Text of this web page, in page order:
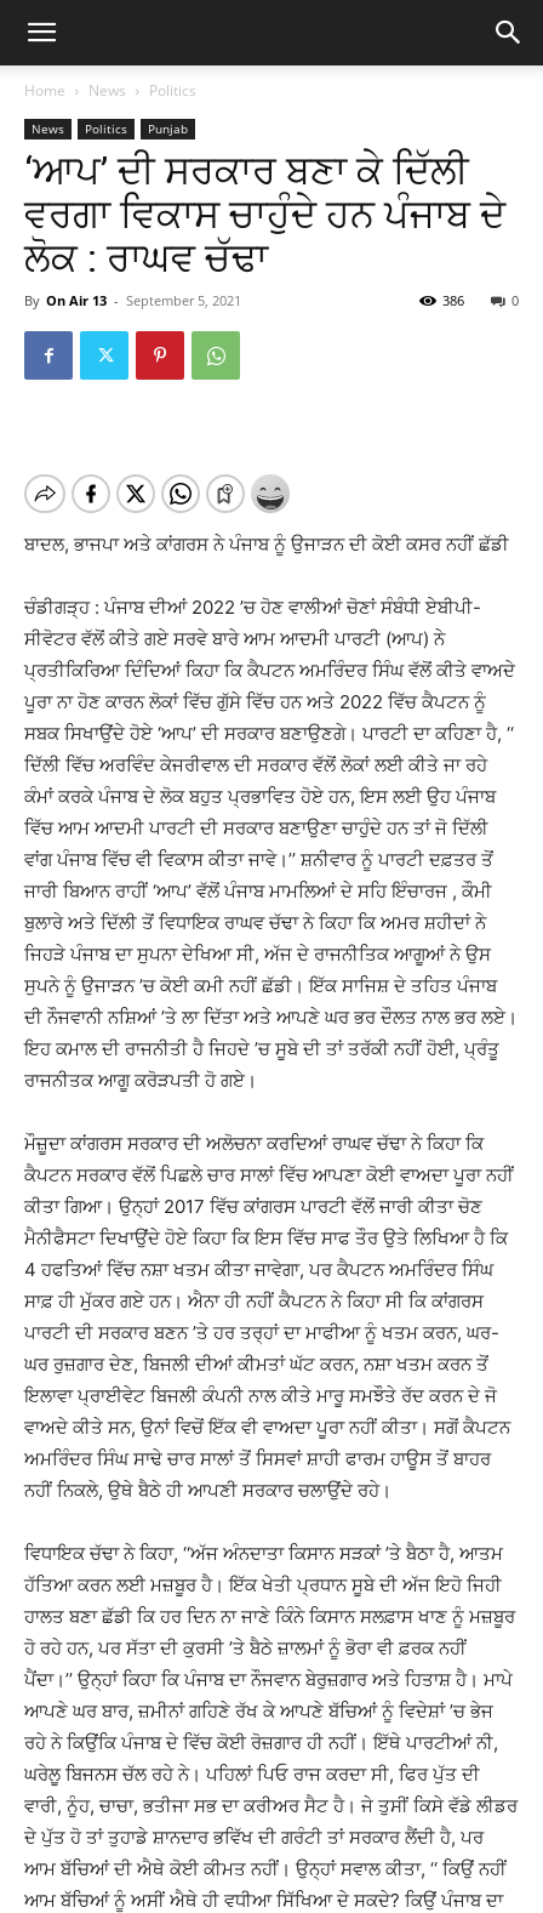
Home News Politics
News Politics Punjab
‘ਆਪ’ ਦੀ ਸਰਕਾਰ ਬਣਾ ਕੇ ਦਿੱਲੀ
ਵਰਗਾ ਵਿਕਾਸ ਚਾਹੁੰਦੇ ਹਨ ਪੰਜਾਬ ਦੇ
ਲੋਕ : ਰਾਘਵ ਚੱਢਾ
By On Air 13 - September 5, 2021 0
386
ਬਾਦਲ, ਭਾਜਪਾ ਅਤੇ ਕਾਂਗਰਸ ਨੇ ਪੰਜਾਬ ਨੂੰ ਉਜਾੜਨ ਦੀ ਕੋਈ ਕਸਰ ਨਹੀਂ ਛੱਡੀ
ਚੰਡੀਗੜ੍ਹ : ਪੰਜਾਬ ਦੀਆਂ 2022 ’ਚ ਹੋਣ ਵਾਲੀਆਂ ਚੋਣਾਂ ਸੰਬੰਧੀ ਏਬੀਪੀ-
ਸੀਵੋਟਰ ਵੱਲੋਂ ਕੀਤੇ ਗਏ ਸਰਵੇ ਬਾਰੇ ਆਮ ਆਦਮੀ ਪਾਰਟੀ (ਆਪ) ਨੇ
ਪ੍ਰਤੀਕਿਰਿਆ ਦਿੰਦਿਆਂ ਕਿਹਾ ਕਿ ਕੈਪਟਨ ਅਮਰਿੰਦਰ ਸਿੰਘ ਵੱਲੋਂ ਕੀਤੇ ਵਾਅਦੇ
ਪੂਰਾ ਨਾ ਹੋਣ ਕਾਰਨ ਲੋਕਾਂ ਵਿੱਚ ਗੁੱਸੇ ਵਿੱਚ ਹਨ ਅਤੇ 2022 ਵਿੱਚ ਕੈਪਟਨ ਨੂੰ
ਸਬਕ ਸਿਖਾਉਂਦੇ ਹੋਏ ‘ਆਪ’ ਦੀ ਸਰਕਾਰ ਬਣਾਉਣਗੇ। ਪਾਰਟੀ ਦਾ ਕਹਿਣਾ ਹੈ, ‘‘
ਦਿੱਲੀ ਵਿੱਚ ਅਰਵਿੰਦ ਕੇਜਰੀਵਾਲ ਦੀ ਸਰਕਾਰ ਵੱਲੋਂ ਲੋਕਾਂ ਲਈ ਕੀਤੇ ਜਾ ਰਹੇ
ਕੰਮਾਂ ਕਰਕੇ ਪੰਜਾਬ ਦੇ ਲੋਕ ਬਹੁਤ ਪ੍ਰਭਾਵਿਤ ਹੋਏ ਹਨ, ਇਸ ਲਈ ਉਹ ਪੰਜਾਬ
ਵਿੱਚ ਆਮ ਆਦਮੀ ਪਾਰਟੀ ਦੀ ਸਰਕਾਰ ਬਣਾਉਣਾ ਚਾਹੁੰਦੇ ਹਨ ਤਾਂ ਜੋ ਦਿੱਲੀ
ਵਾਂਗ ਪੰਜਾਬ ਵਿੱਚ ਵੀ ਵਿਕਾਸ ਕੀਤਾ ਜਾਵੇ।’’ ਸ਼ਨੀਵਾਰ ਨੂੰ ਪਾਰਟੀ ਦਫ਼ਤਰ ਤੋਂ
ਜਾਰੀ ਬਿਆਨ ਰਾਹੀਂ ‘ਆਪ’ ਵੱਲੋਂ ਪੰਜਾਬ ਮਾਮਲਿਆਂ ਦੇ ਸਹਿ ਇੰਚਾਰਜ , ਕੌਮੀ
ਬੁਲਾਰੇ ਅਤੇ ਦਿੱਲੀ ਤੋਂ ਵਿਧਾਇਕ ਰਾਘਵ ਚੱਢਾ ਨੇ ਕਿਹਾ ਕਿ ਅਮਰ ਸ਼ਹੀਦਾਂ ਨੇ
ਜਿਹੜੇ ਪੰਜਾਬ ਦਾ ਸੁਪਨਾ ਦੇਖਿਆ ਸੀ, ਅੱਜ ਦੇ ਰਾਜਨੀਤਿਕ ਆਗੂਆਂ ਨੇ ਉਸ
ਸੁਪਨੇ ਨੂੰ ਉਜਾੜਨ ’ਚ ਕੋਈ ਕਮੀ ਨਹੀਂ ਛੱਡੀ। ਇੱਕ ਸਾਜਿਸ਼ ਦੇ ਤਹਿਤ ਪੰਜਾਬ
ਦੀ ਨੌਜਵਾਨੀ ਨਸ਼ਿਆਂ ’ਤੇ ਲਾ ਦਿੱਤਾ ਅਤੇ ਆਪਣੇ ਘਰ ਭਰ ਦੌਲਤ ਨਾਲ ਭਰ ਲਏ।
ਇਹ ਕਮਾਲ ਦੀ ਰਾਜਨੀਤੀ ਹੈ ਜਿਹਦੇ ’ਚ ਸੂਬੇ ਦੀ ਤਾਂ ਤਰੱਕੀ ਨਹੀਂ ਹੋਈ, ਪ੍ਰੰਤੂ
ਰਾਜਨੀਤਕ ਆਗੂ ਕਰੋੜਪਤੀ ਹੋ ਗਏ।
ਮੌਜ਼ੂਦਾ ਕਾਂਗਰਸ ਸਰਕਾਰ ਦੀ ਅਲੋਚਨਾ ਕਰਦਿਆਂ ਰਾਘਵ ਚੱਢਾ ਨੇ ਕਿਹਾ ਕਿ
ਕੈਪਟਨ ਸਰਕਾਰ ਵੱਲੋਂ ਪਿਛਲੇ ਚਾਰ ਸਾਲਾਂ ਵਿੱਚ ਆਪਣਾ ਕੋਈ ਵਾਅਦਾ ਪੂਰਾ ਨਹੀਂ
ਕੀਤਾ ਗਿਆ। ਉਨ੍ਹਾਂ 2017 ਵਿੱਚ ਕਾਂਗਰਸ ਪਾਰਟੀ ਵੱਲੋਂ ਜਾਰੀ ਕੀਤਾ ਚੋਣ
ਮੈਨੀਫੈਸਟਾ ਦਿਖਾਉਂਦੇ ਹੋਏ ਕਿਹਾ ਕਿ ਇਸ ਵਿੱਚ ਸਾਫ ਤੌਰ ਉਤੇ ਲਿਖਿਆ ਹੈ ਕਿ
4 ਹਫਤਿਆਂ ਵਿੱਚ ਨਸ਼ਾ ਖਤਮ ਕੀਤਾ ਜਾਵੇਗਾ, ਪਰ ਕੈਪਟਨ ਅਮਰਿੰਦਰ ਸਿੰਘ
ਸਾਫ਼ ਹੀ ਮੁੱਕਰ ਗਏ ਹਨ। ਐਨਾ ਹੀ ਨਹੀਂ ਕੈਪਟਨ ਨੇ ਕਿਹਾ ਸੀ ਕਿ ਕਾਂਗਰਸ
ਪਾਰਟੀ ਦੀ ਸਰਕਾਰ ਬਣਨ ’ਤੇ ਹਰ ਤਰ੍ਹਾਂ ਦਾ ਮਾਫੀਆ ਨੂੰ ਖਤਮ ਕਰਨ, ਘਰ-
ਘਰ ਰੁਜ਼ਗਾਰ ਦੇਣ, ਬਿਜਲੀ ਦੀਆਂ ਕੀਮਤਾਂ ਘੱਟ ਕਰਨ, ਨਸ਼ਾ ਖਤਮ ਕਰਨ ਤੋਂ
ਇਲਾਵਾ ਪ੍ਰਾਈਵੇਟ ਬਿਜਲੀ ਕੰਪਨੀ ਨਾਲ ਕੀਤੇ ਮਾਰੂ ਸਮਝੌਤੇ ਰੱਦ ਕਰਨ ਦੇ ਜੋ
ਵਾਅਦੇ ਕੀਤੇ ਸਨ, ਉਨਾਂ ਵਿਚੋਂ ਇੱਕ ਵੀ ਵਾਅਦਾ ਪੂਰਾ ਨਹੀਂ ਕੀਤਾ। ਸਗੋਂ ਕੈਪਟਨ
ਅਮਰਿੰਦਰ ਸਿੰਘ ਸਾਢੇ ਚਾਰ ਸਾਲਾਂ ਤੋਂ ਸਿਸਵਾਂ ਸ਼ਾਹੀ ਫਾਰਮ ਹਾਊਸ ਤੋਂ ਬਾਹਰ
ਨਹੀਂ ਨਿਕਲੇ, ਉਥੇ ਬੈਠੇ ਹੀ ਆਪਣੀ ਸਰਕਾਰ ਚਲਾਉਂਦੇ ਰਹੇ।
ਵਿਧਾਇਕ ਚੱਢਾ ਨੇ ਕਿਹਾ, ‘‘ਅੱਜ ਅੰਨਦਾਤਾ ਕਿਸਾਨ ਸੜਕਾਂ ’ਤੇ ਬੈਠਾ ਹੈ, ਆਤਮ
ਹੱਤਿਆ ਕਰਨ ਲਈ ਮਜ਼ਬੂਰ ਹੈ। ਇੱਕ ਖੇਤੀ ਪ੍ਰਧਾਨ ਸੂਬੇ ਦੀ ਅੱਜ ਇਹੋ ਜਿਹੀ
ਹਾਲਤ ਬਣਾ ਛੱਡੀ ਕਿ ਹਰ ਦਿਨ ਨਾ ਜਾਣੇ ਕਿੰਨੇ ਕਿਸਾਨ ਸਲਫ਼ਾਸ ਖਾਣ ਨੂੰ ਮਜ਼ਬੂਰ
ਹੋ ਰਹੇ ਹਨ, ਪਰ ਸੱਤਾ ਦੀ ਕੁਰਸੀ ’ਤੇ ਬੈਠੇ ਜ਼ਾਲਮਾਂ ਨੂੰ ਭੋਰਾ ਵੀ ਫ਼ਰਕ ਨਹੀਂ
ਪੈਂਦਾ।’’ ਉਨ੍ਹਾਂ ਕਿਹਾ ਕਿ ਪੰਜਾਬ ਦਾ ਨੌਜਵਾਨ ਬੇਰੁਜ਼ਗਾਰ ਅਤੇ ਹਿਤਾਸ਼ ਹੈ। ਮਾਪੇ
ਆਪਣੇ ਘਰ ਬਾਰ, ਜ਼ਮੀਨਾਂ ਗਹਿਣੇ ਰੱਖ ਕੇ ਆਪਣੇ ਬੱਚਿਆਂ ਨੂੰ ਵਿਦੇਸ਼ਾਂ ’ਚ ਭੇਜ
ਰਹੇ ਨੇ ਕਿਉਂਕਿ ਪੰਜਾਬ ਦੇ ਵਿੱਚ ਕੋਈ ਰੋਜ਼ਗਾਰ ਹੀ ਨਹੀਂ। ਇੱਥੇ ਪਾਰਟੀਆਂ ਨੀ,
ਘਰੇਲੂ ਬਿਜਨਸ ਚੱਲ ਰਹੇ ਨੇ। ਪਹਿਲਾਂ ਪਿਓ ਰਾਜ ਕਰਦਾ ਸੀ, ਫਿਰ ਪੁੱਤ ਦੀ
ਵਾਰੀ, ਨੂੰਹ, ਚਾਚਾ, ਭਤੀਜਾ ਸਭ ਦਾ ਕਰੀਅਰ ਸੈਟ ਹੈ। ਜੇ ਤੁਸੀਂ ਕਿਸੇ ਵੱਡੇ ਲੀਡਰ
ਦੇ ਪੁੱਤ ਹੋ ਤਾਂ ਤੁਹਾਡੇ ਸ਼ਾਨਦਾਰ ਭਵਿੱਖ ਦੀ ਗਰੰਟੀ ਤਾਂ ਸਰਕਾਰ ਲੈਂਦੀ ਹੈ, ਪਰ
ਆਮ ਬੱਚਿਆਂ ਦੀ ਐਥੇ ਕੋਈ ਕੀਮਤ ਨਹੀਂ। ਉਨ੍ਹਾਂ ਸਵਾਲ ਕੀਤਾ, ‘‘ ਕਿਉਂ ਨਹੀਂ
ਆਮ ਬੱਚਿਆਂ ਨੂੰ ਅਸੀਂ ਐਥੇ ਹੀ ਵਧੀਆ ਸਿੱਖਿਆ ਦੇ ਸਕਦੇ? ਕਿਉਂ ਪੰਜਾਬ ਦਾ